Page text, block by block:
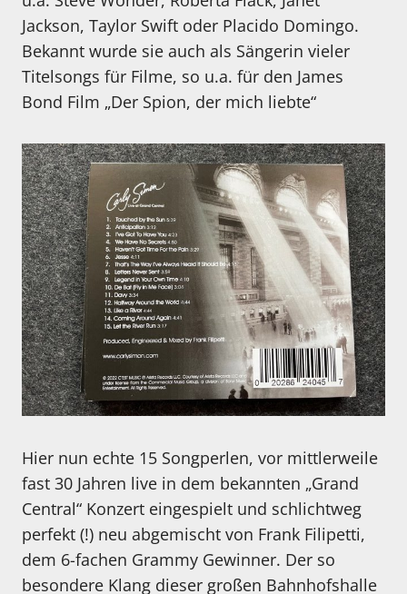
Jackson, Taylor Swift oder Placido Domingo.
Bekannt wurde sie auch als Sängerin vieler
Titelsongs für Filme, so u.a. für den James
Bond Film „Der Spion, der mich liebte“
Hier nun echte 15 Songperlen, vor mittlerweile
fast 30 Jahren live in dem bekannten „Grand
Central“ Konzert eingespielt und schlichtweg
perfekt (!) neu abgemischt von Frank Filipetti,
dem 6-fachen Grammy Gewinner. Der so
besondere Klang dieser großen Bahnhofshalle